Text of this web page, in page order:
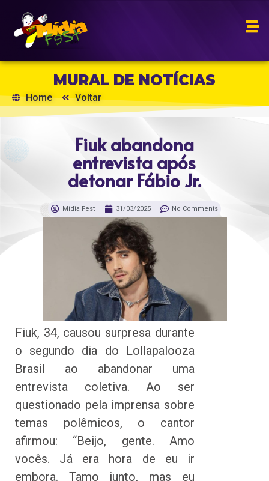
MURAL DE NOTÍCIAS
Home Voltar
Fiuk abandona
entrevista após
detonar Fábio Jr.
Mídia Fest 31/03/2025 No Comments
Fiuk, 34, causou surpresa durante
o segundo dia do Lollapalooza
Brasil ao abandonar uma
entrevista coletiva. Ao ser
questionado pela imprensa sobre
temas polêmicos, o cantor
afirmou: “Beijo, gente. Amo
vocês. Já era hora de eu ir
embora. Tamo junto, mas eu